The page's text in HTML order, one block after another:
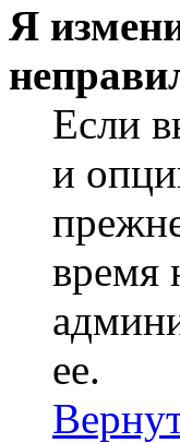
Я
Если
и
время
ее.